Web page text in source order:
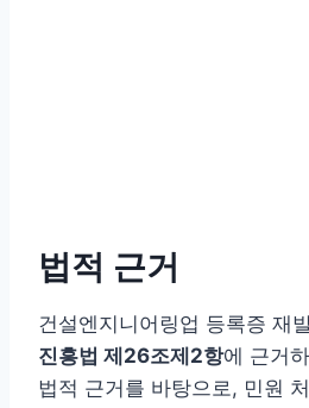
법적 근거
건설엔지니어링업 등록증 재
진흥법 제26조제2항에 근거
법적 근거를 바탕으로, 민원